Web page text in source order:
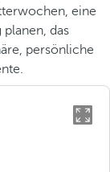
eine
das
persönliche